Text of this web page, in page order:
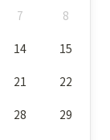
7 8
14 15
21 22
28 29